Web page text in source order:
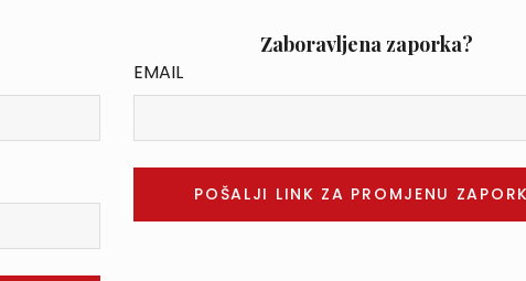
Zaboravljena zaporka?
EMAIL